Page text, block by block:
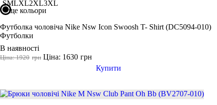
SMLXL2XL3XL
ще кольори
Футболка чоловіча Nike Nsw Icon Swoosh T- Shirt (DC5094-010)
Футболки
В наявності
грн
Ціна: 1920 грн
Ціна: 1630
Купити